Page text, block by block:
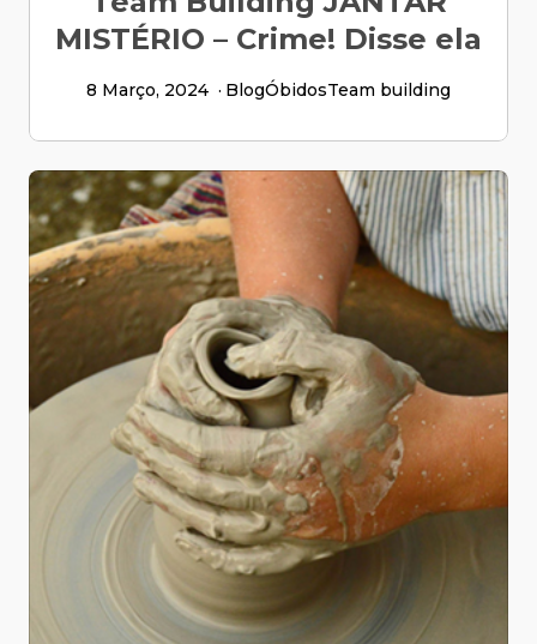
MISTÉRIO – Crime! Disse ela
8 Março, 2024 BlogÓbidosTeam building